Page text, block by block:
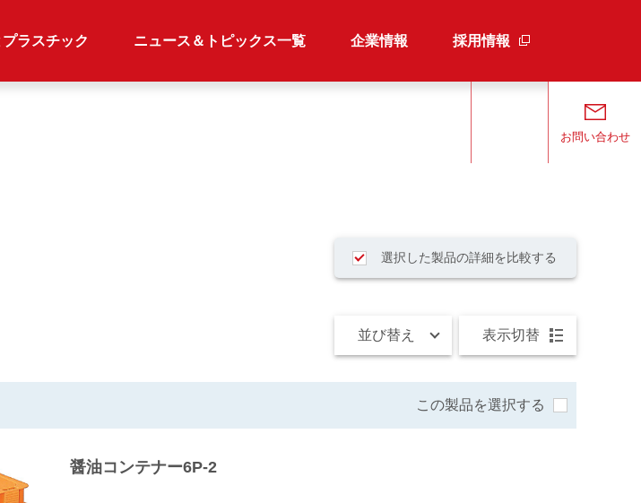
ラスチック ニュース＆トピックス一覧 企業情報 採用情報
お問い合わせ
選択した製品の詳細を比較する
並び替え 表示切替
この製品を選択する
醤油コンテナー6P-2